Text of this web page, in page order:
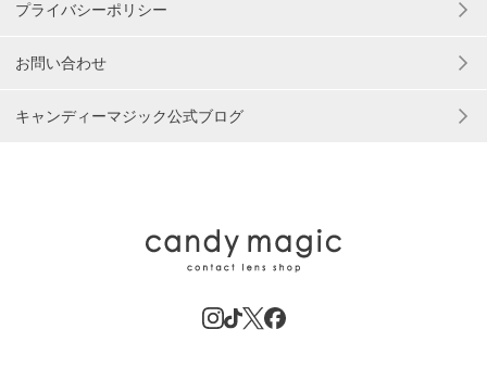
プライバシーポリシー
お問い合わせ
キャンディーマジック公式ブログ